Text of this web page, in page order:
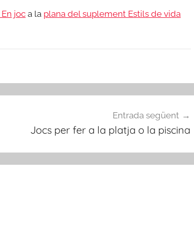
joc a la plana del suplement Estils de vida
Entrada següent
Jocs per fer a la platja o la piscina